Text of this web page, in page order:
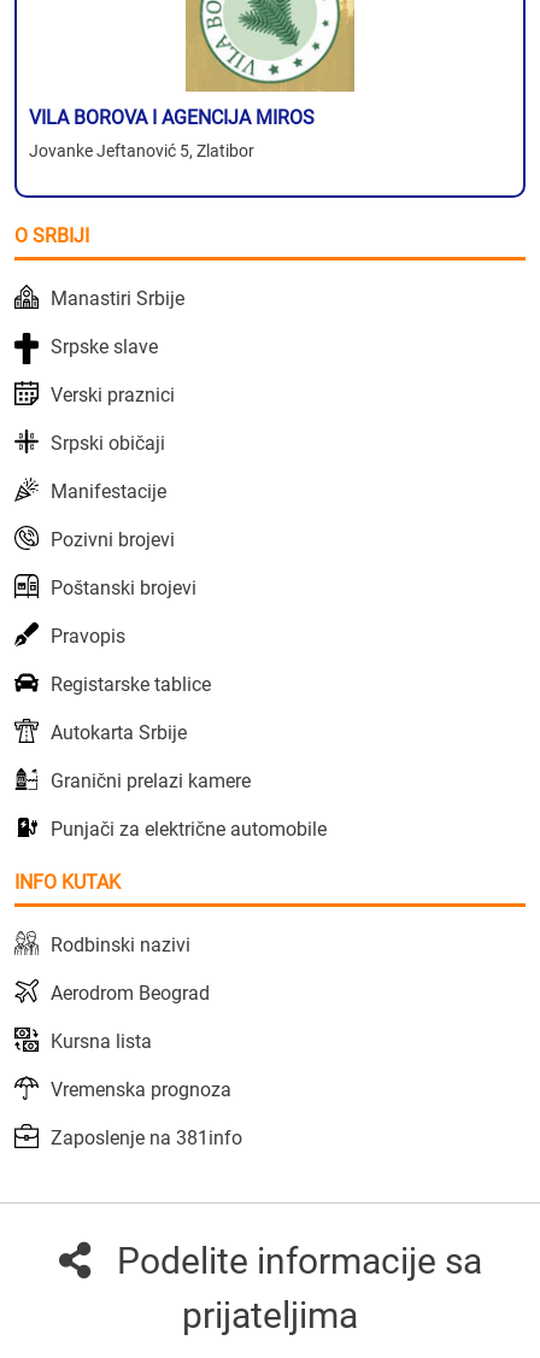
VILA BOROVA I AGENCIJA MIROS
Jovanke Jeftanović 5, Zlatibor
O SRBIJI
Manastiri Srbije
Srpske slave
Verski praznici
Srpski običaji
Manifestacije
Pozivni brojevi
Poštanski brojevi
Pravopis
Registarske tablice
Autokarta Srbije
Granični prelazi kamere
Punjači za električne automobile
INFO KUTAK
Rodbinski nazivi
Aerodrom Beograd
Kursna lista
Vremenska prognoza
Zaposlenje na 381info
Podelite informacije sa
prijateljima